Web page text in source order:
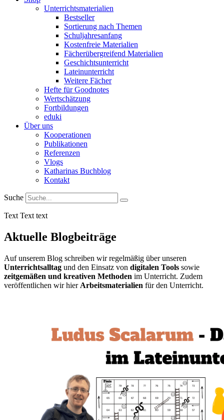
Unterrichtsmaterialien
Bestseller
Sortierung nach Themen
Schuljahresanfang
Kostenfreie Materialien
Fächerübergreifend Materialien
Geschichtsunterricht
Lateinunterricht
Weitere Fächer
Hefte für Goodnotes
Wertschätzung
Fortbildungen
eduki
Über uns
Kooperationen
Publikationen
Referenzen
Vlogs
Katharinas Buchblog
Kontakt
Suche
Text Text text
Aktuelle Blogbeiträge
Auf unserem Blog schreiben wir regelmäßig über unseren
Unterrichtsalltag und den Einsatz von digitalen Tools sowie
zeitgemäßen und kreativen Methoden im Unterricht. Zudem
veröffentlichen wir hier Arbeitsmaterialien für den Unterricht.